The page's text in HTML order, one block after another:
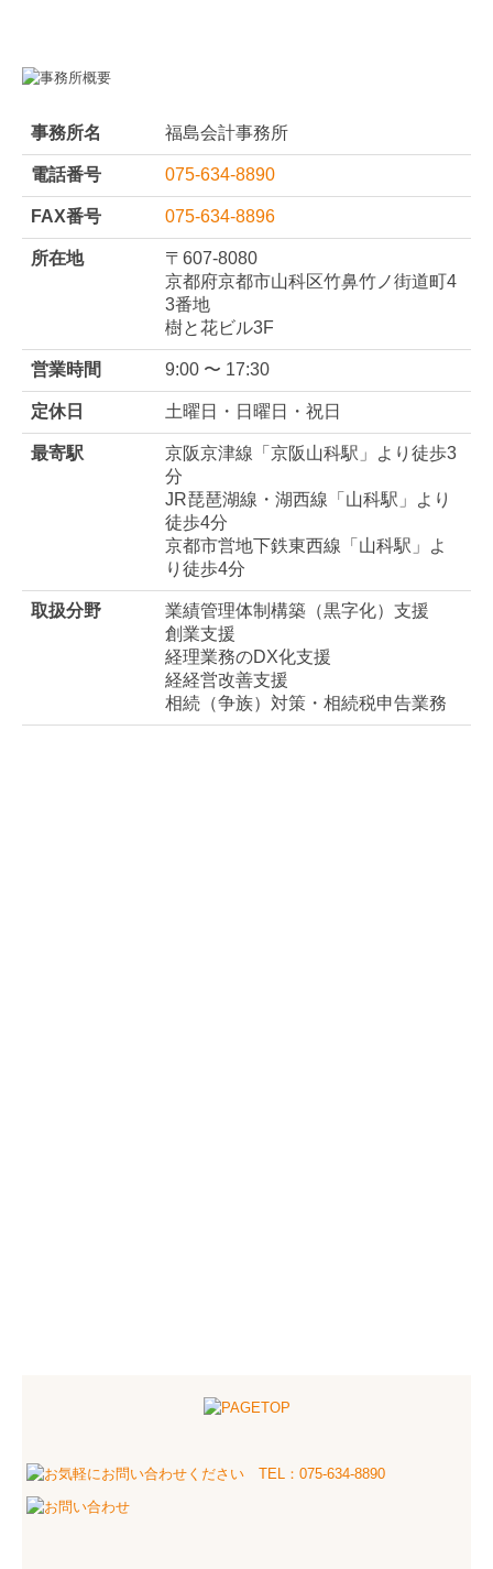
電話番号
FAX番号 075-634-8896
所在地
〒607-8080
京都府京都市山科区竹鼻竹ノ街道町4
3番地
営業時間 9:00 〜 17:30
土曜日・日曜日・祝日
最寄駅
京阪京津線「京阪山科駅」より徒歩3
分
JR琵琶湖線・湖西線「山科駅」より
徒歩4分
京都市営地下鉄東西線「山科駅」よ
り徒歩4分
業績管理体制構築（黒字化）支援
創業支援
経理業務のDX化支援
経経営改善支援
相続（争族）対策・相続税申告業務